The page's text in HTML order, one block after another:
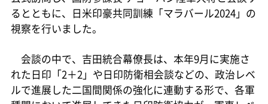
るとともに、日米印豪共同訓練「マラバール2024」の
視察を行いました。
会談の中で、吉田統合幕僚長は、本年9月に実施さ
れた日印「2＋2」や日印防衛相会談などの、政治レベ
ルで進展した二国間関係の強化に連動する形で、各軍